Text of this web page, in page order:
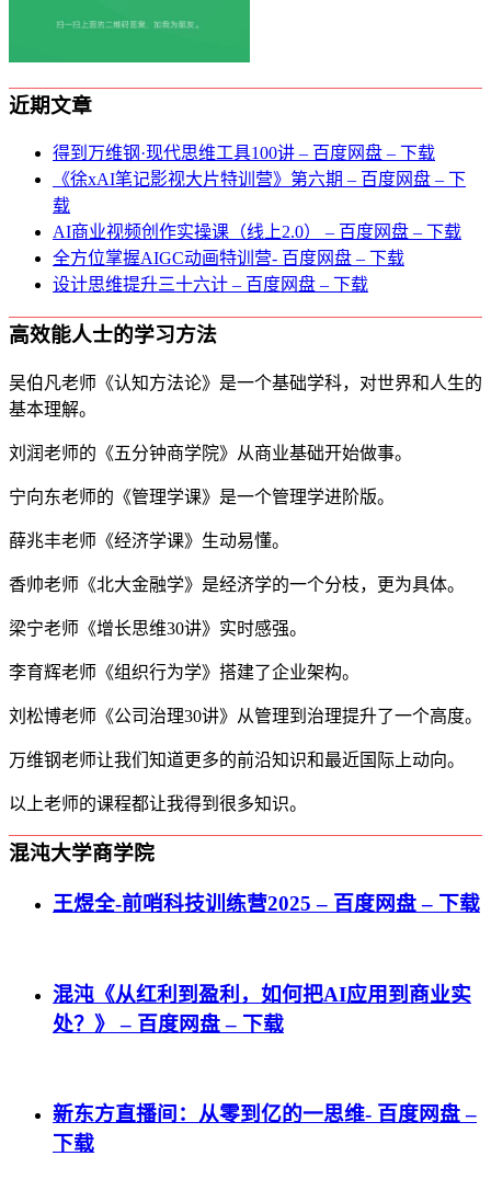
近期文章
得到万维钢·现代思维⼯具100讲 – 百度网盘 – 下载
《徐xAI笔记影视大片特训营》第六期 – 百度网盘 – 下
载
AI商业视频创作实操课（线上2.0） – 百度网盘 – 下载
全方位掌握AIGC动画特训营- 百度网盘 – 下载
设计思维提升三十六计 – 百度网盘 – 下载
高效能人士的学习方法
吴伯凡老师《认知方法论》是一个基础学科，对世界和人生的
基本理解。
刘润老师的《五分钟商学院》从商业基础开始做事。
宁向东老师的《管理学课》是一个管理学进阶版。
薛兆丰老师《经济学课》生动易懂。
香帅老师《北大金融学》是经济学的一个分枝，更为具体。
梁宁老师《增长思维30讲》实时感强。
李育辉老师《组织行为学》搭建了企业架构。
刘松博老师《公司治理30讲》从管理到治理提升了一个高度。
万维钢老师让我们知道更多的前沿知识和最近国际上动向。
以上老师的课程都让我得到很多知识。
混沌大学商学院
王煜全-前哨科技训练营2025 – 百度网盘 – 下载
混沌《从红利到盈利，如何把AI应用到商业实
处？》 – 百度网盘 – 下载
新东方直播间：从零到亿的一思维- 百度网盘 –
下载